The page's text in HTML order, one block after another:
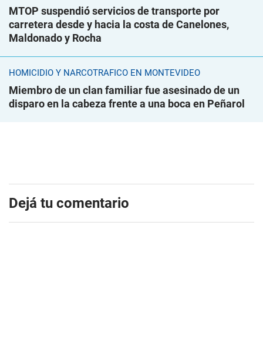
MTOP suspendió servicios de transporte por
carretera desde y hacia la costa de Canelones,
Maldonado y Rocha
HOMICIDIO Y NARCOTRÁFICO EN MONTEVIDEO
Miembro de un clan familiar fue asesinado de un
disparo en la cabeza frente a una boca en Peñarol
Dejá tu comentario